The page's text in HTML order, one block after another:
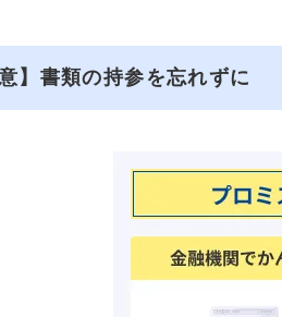
意】書類の持参を忘れずに